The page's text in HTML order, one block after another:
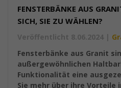
FENSTERBÄNKE AUS
SICH, SIE ZU WÄHLEN?
Veröffentlicht 8.06.2024 |
Fensterbänke aus Granit
außergewöhnlichen
Funktionalität eine
Sie mehr über ihre Vorteile